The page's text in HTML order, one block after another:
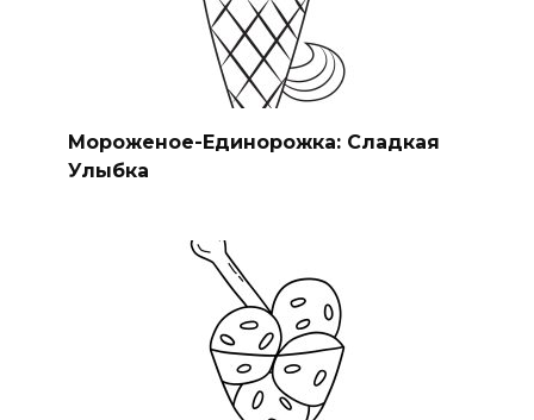
Мороженое-Единорожка: Сладкая
Улыбка